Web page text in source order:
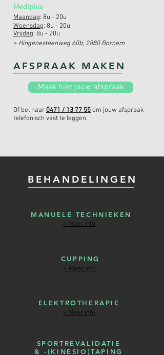
Mediplus
Maandag: 8u - 20u
Woensdag: 8u - 20u
Vrijdag: 8u - 20u
> Hingenesteenweg 60b, 2880 Bornem
AFSPRAAK MAKEN
Maak hier jouw afspraak
Of bel naar 0471 / 13 77 55om jouw afspraak
telefonisch vast te leggen.
BEHANDELINGEN
MANUELE TECHNIEKEN
> Meer info
CUPPING
> Meer info
ELEKTROTHERAPIE
> Meer info
SPORTREVALIDATIE
& -(KINESIO)TAPING